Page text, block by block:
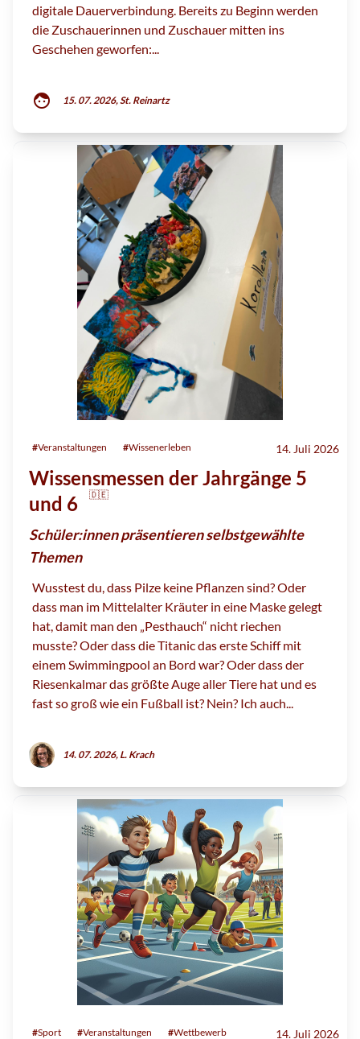
digitale Dauerverbindung. Bereits zu Beginn werden
die Zuschauerinnen und Zuschauer mitten ins
Geschehen geworfen:...
face 15. 07. 2026, St. Reinartz
#Veranstaltungen #Wissenerleben 14. Juli 2026
Wissensmessen der Jahrgänge 5
und 6
🇩🇪
Schüler:innen präsentieren selbstgewählte
Themen
Wusstest du, dass Pilze keine Pflanzen sind? Oder
dass man im Mittelalter Kräuter in eine Maske gelegt
hat, damit man den „Pesthauch“ nicht riechen
musste? Oder dass die Titanic das erste Schiff mit
einem Swimmingpool an Bord war? Oder dass der
Riesenkalmar das größte Auge aller Tiere hat und es
fast so groß wie ein Fußball ist? Nein? Ich auch...
14. 07. 2026, L. Krach
#Sport #Veranstaltungen #Wettbewerb 14. Juli 2026